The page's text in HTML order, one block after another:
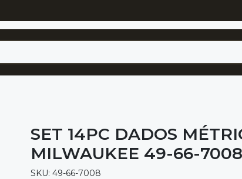
SET 14PC DADOS
MILWAUKEE 49-66-7008
SKU: 49-66-7008